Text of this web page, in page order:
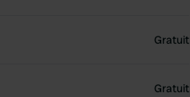
Gratuit
Gratuit